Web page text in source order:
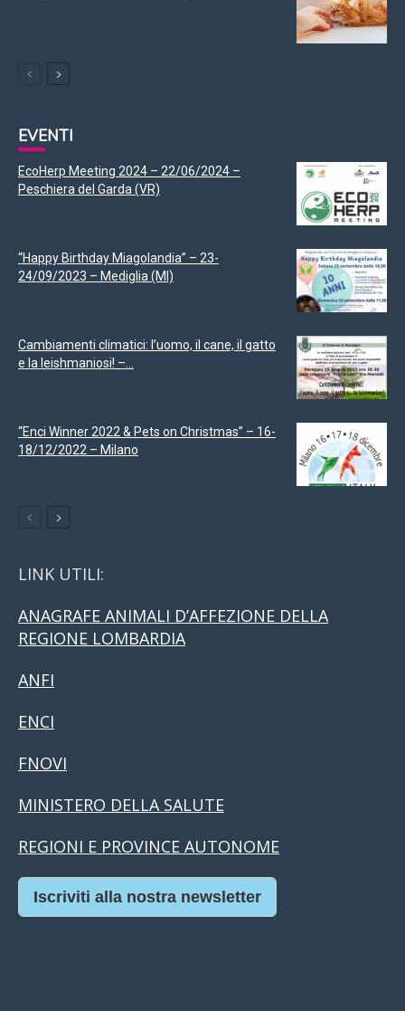
EVENTI
EcoHerp Meeting 2024 – 22/06/2024 –
Peschiera del Garda (VR)
“Happy Birthday Miagolandia” – 23-
24/09/2023 – Mediglia (MI)
Cambiamenti climatici: l’uomo, il cane, il gatto
e la leishmaniosi! –...
“Enci Winner 2022 & Pets on Christmas” – 16-
18/12/2022 – Milano
LINK UTILI:
ANAGRAFE ANIMALI D’AFFEZIONE DELLA
REGIONE LOMBARDIA
ANFI
ENCI
FNOVI
MINISTERO DELLA SALUTE
REGIONI E PROVINCE AUTONOME
Iscriviti alla nostra newsletter